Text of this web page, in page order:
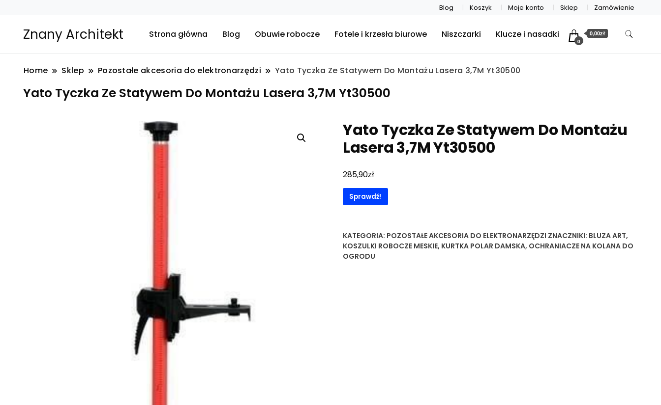
Blog Koszyk Moje konto Sklep Zamówienie
Znany Architekt Strona główna Blog Obuwie robocze Fotele i krzesła biurowe Niszczarki Klucze i nasadki
0
0,00zł
Home Sklep Pozostałe akcesoria do elektronarzędzi Yato Tyczka Ze Statywem Do Montażu Lasera 3,7M Yt30500
Yato Tyczka Ze Statywem Do Montażu Lasera 3,7M Yt30500
Yato Tyczka Ze Statywem Do Montażu
Lasera 3,7M Yt30500
285,90zł
Sprawdź!
KATEGORIA: POZOSTAŁE AKCESORIA DO ELEKTRONARZĘDZI ZNACZNIKI: BLUZA ART,
KOSZULKI ROBOCZE MESKIE, KURTKA POLAR DAMSKA, OCHRANIACZE NA KOLANA DO
OGRODU